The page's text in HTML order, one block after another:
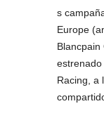
s
Europe
Blancpain
Racing, a